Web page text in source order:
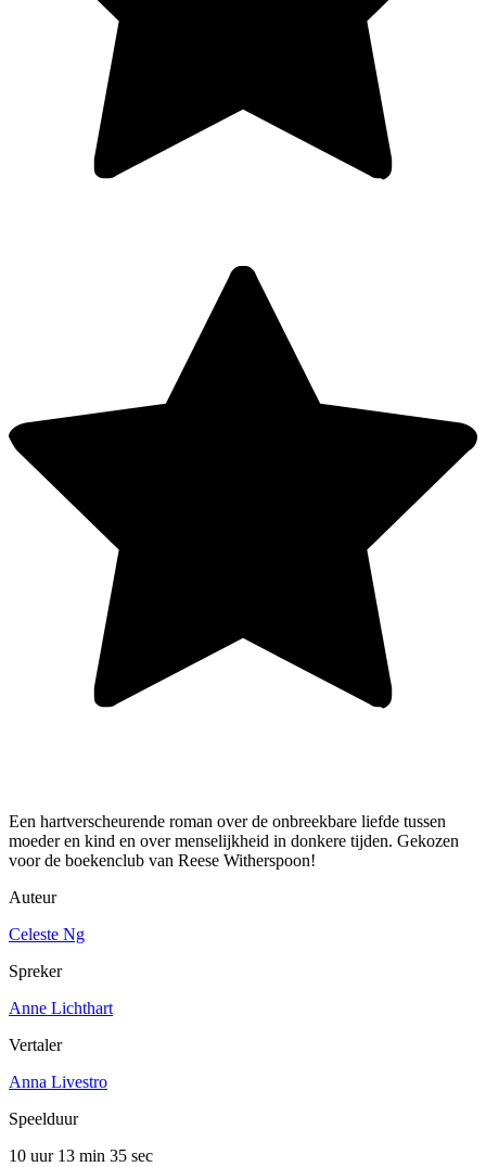
Een hartverscheurende roman over de onbreekbare liefde tussen
moeder en kind en over menselijkheid in donkere tijden. Gekozen
voor de boekenclub van Reese Witherspoon!
Auteur
Celeste Ng
Spreker
Anne Lichthart
Vertaler
Anna Livestro
Speelduur
10 uur 13 min 35 sec